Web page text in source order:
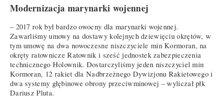
Modernizacja marynarki wojennej
– 2017 rok był bardzo owocny dla marynarki wojennej.
Zawarliśmy umowy na dostawy kolejnych dziewięciu okrętów, w
tym umowę na dwa nowoczesne niszczyciele min Kormoran, na
okręty ratownicze Ratownik i sześć jednostek zabezpieczenia
technicznego Holownik. Dostarczyliśmy jeden niszczyciel min
Kormoran, 12 rakiet dla Nadbrzeżnego Dywizjonu Rakietowego i
dwa systemy głębinowe obrony przeciwminowej – wyliczał płk
Dariusz Pluta.